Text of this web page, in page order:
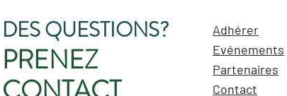
DES QUESTIONS?
PRENEZ
Adhérer
Evénements
Partenaires
Contact